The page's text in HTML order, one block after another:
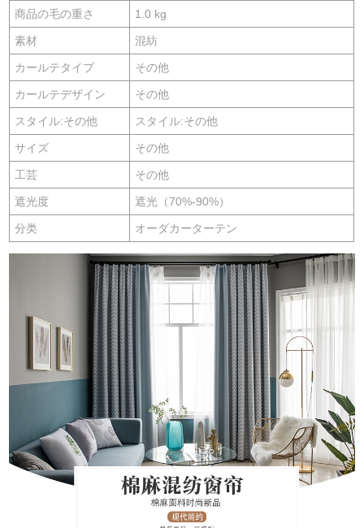
商品の毛の重さ 1.0 kg
素材 混紡
カールテタイプ その他
カールテデザイン その他
スタイル:その他 スタイル:その他
サイズ その他
工芸 その他
遮光度 遮光（70%-90%）
分类 オーダカーターテン